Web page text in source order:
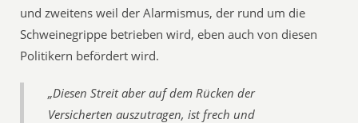
und zweitens weil der Alarmismus, der rund um die
Schweinegrippe betrieben wird, eben auch von diesen
Politikern befördert wird.
„Diesen Streit aber auf dem Rücken der
Versicherten auszutragen, ist frech und